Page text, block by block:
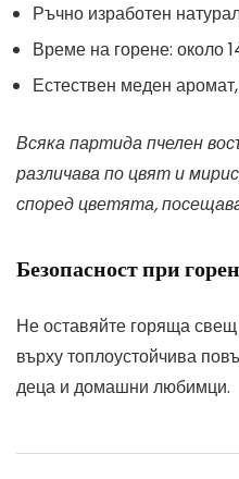
Ръчно изработен
Време на горене: около
Естествен меден
Всяка партида пчелен
различава по цвят и
според цветята,
Безопасност при
Не оставяйте горяща
върху топлоустойчива
деца и домашни любимци.